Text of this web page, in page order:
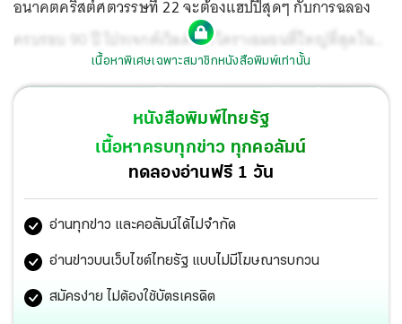
อนาคตคริสต์ศตวรรษที่ 22 จะต้องแฮปปี้สุดๆ กับการฉลอง
ครบรอบ 90 ปี โปรเจกต์เวิลด์ทัวร์โดราเอมอนที่ใหญ่ที่สุดใน
โลก เตรียมขนทัพคอลเลกชันหุ่นโดราเอมอน และผองเพื่อน
ขนาดเท่าตัวจริงถึง 111 ตัว พร้อมโดราเอมอนยักษ์ที่มีความสูง
กว่า 12 เมตร และภาพวาดต้นฉบับที่จำลองมาจากการใช้ฝี
แปรงของ “ฟุจิโกะ เอฟ. ฟุจิโอะ” มาจัดแสดงครั้งแรกใน
ประเทศไทย ที่ศูนย์การค้าไอคอนสยาม
เนื้อหาพิเศษเฉพาะสมาชิกหนังสือพิมพ์เท่านั้น
หนังสือพิมพ์ไทยรัฐ
เนื้อหาครบทุกข่าว ทุกคอลัมน์
ทดลองอ่านฟรี 1 วัน
อ่านทุกข่าว และคอลัมน์ได้ไม่จำกัด
อ่านข่าวบนเว็บไซต์ไทยรัฐ แบบไม่มีโฆษณารบกวน
สมัครง่าย ไม่ต้องใช้บัตรเครดิต